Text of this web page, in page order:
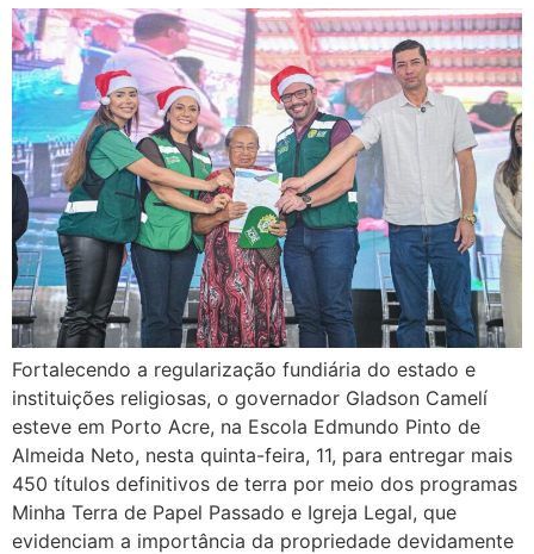
Fortalecendo a regularização fundiária do estado e
instituições religiosas, o governador Gladson Camelí
esteve em Porto Acre, na Escola Edmundo Pinto de
Almeida Neto, nesta quinta-feira, 11, para entregar mais
450 títulos definitivos de terra por meio dos programas
Minha Terra de Papel Passado e Igreja Legal, que
evidenciam a importância da propriedade devidamente